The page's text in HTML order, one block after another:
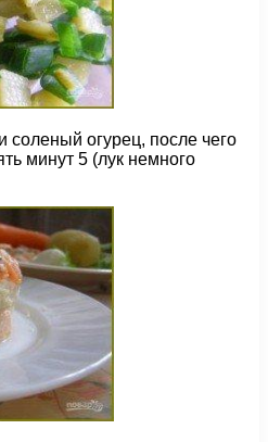
соленый огурец, после чего
минут 5 (лук немного